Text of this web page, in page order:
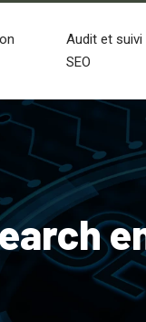
Audit et suivi
SEO